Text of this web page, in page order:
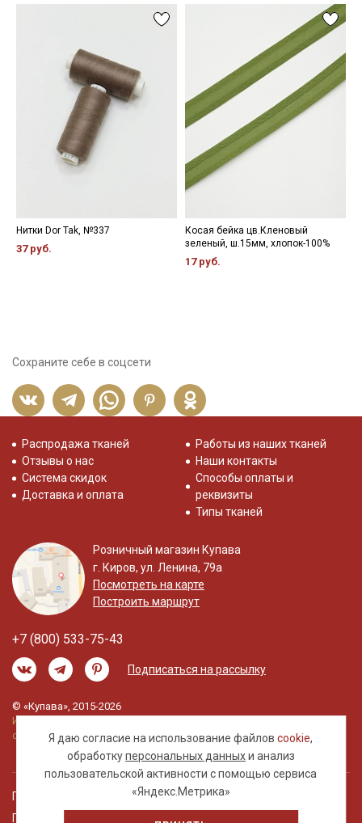
ткани в зависимости от настроек вашего монитора.
Нитки Dor Tak, №337
37 руб.
Косая бейка цв.Кленовый
зеленый, ш.15мм, хлопок-100%
17 руб.
Сохраните себе в соцсети
Я даю согласие на использование файловcookie,
обработкуперсональных данныхи анализ
пользовательской активности с помощью сервиса
«Яндекс.Метрика»
Распродажа тканей
Отзывы о нас
Система скидок
Доставка и оплата
Работы из наших тканей
Наши контакты
Способы оплаты и
реквизиты
Типы тканей
Розничный магазин Купава
г. Киров, ул. Ленина, 79а
Посмотреть на карте
Построить маршрут
+7 (800) 533-75-43
Подписаться на рассылку
© «Купава», 2015-2026
Информация на сайте не является публичной
офертой.
Правовая информация
Политика обработки персональных данных